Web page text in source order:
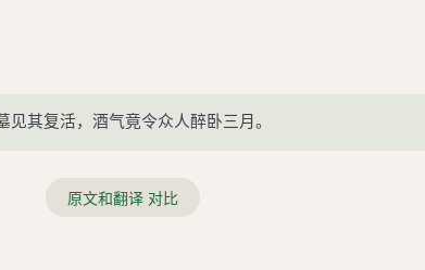
其复活，酒气竟令众人醉卧三月。
原文和翻译 对比